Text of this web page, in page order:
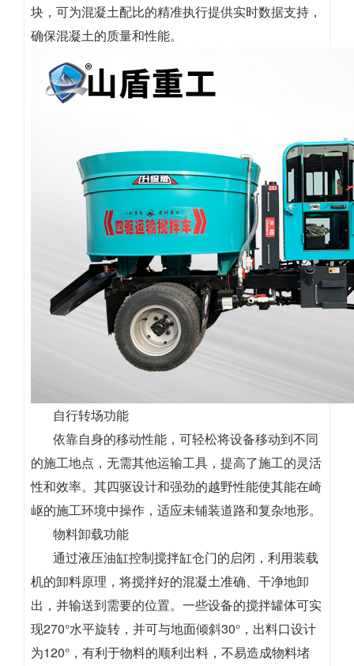
块，可为混凝土配比的精准执行提供实时数据支持，
确保混凝土的质量和性能。
自行转场功能
依靠自身的移动性能，可轻松将设备移动到不同
的施工地点，无需其他运输工具，提高了施工的灵活
性和效率。其四驱设计和强劲的越野性能使其能在崎
岖的施工环境中操作，适应未铺装道路和复杂地形。
物料卸载功能
通过液压油缸控制搅拌缸仓门的启闭，利用装载
机的卸料原理，将搅拌好的混凝土准确、干净地卸
出，并输送到需要的位置。一些设备的搅拌罐体可实
现270°水平旋转，并可与地面倾斜30°，出料口设计
为120°，有利于物料的顺利出料，不易造成物料堵